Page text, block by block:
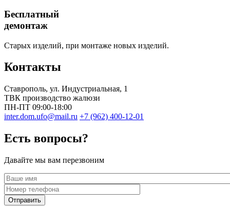
Бесплатный
демонтаж
Старых изделий, при монтаже новых изделий.
Контакты
Ставрополь, ул. Индустриальная, 1
ТВК производство жалюзи
ПН-ПТ 09:00-18:00
inter.dom.ufo@mail.ru +7 (962) 400-12-01
Есть вопросы?
Давайте мы вам перезвоним